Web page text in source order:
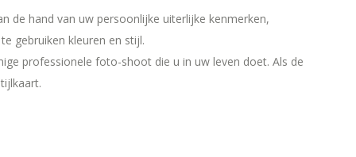
de hand van uw persoonlijke uiterlijke kenmerken,
gebruiken kleuren en stijl.
professionele foto-shoot die u in uw leven doet. Als de